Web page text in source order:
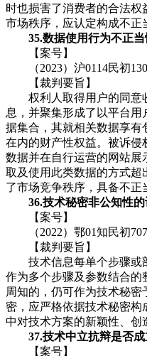
时也损害了消费者的合法
市场秩序，应认定构成不正
35.数据使用行为不正
【案号】
（2023）沪0114民初
【裁判要旨】
权利人取得用户的同意
息，并聚集形成了以平台
据集合，其就相关数据享
在内的财产性权益。被诉
数据并在自行运营的网站
取及使用此类数据的方式
了市场竞争秩序，具备不正
36.技术秘密非公知性的
【案号】
（2022）鄂01知民初
【裁判要旨】
技术信息每单个步骤或
作为多个步骤及参数结合
周知的，仍可作为技术秘
密，应严格依据技术秘密
中对技术方案的新颖性、创
37.技术中立抗辩是否
【案号】